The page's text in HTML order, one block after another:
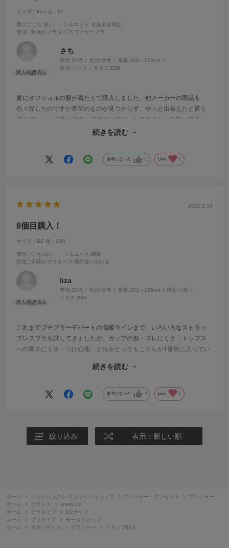
サイズ：F65 色：IV
着けごこち:良い シルエット :まあまあ満足
普段ご利用のブラタイプ :ワイヤーブラ
さち
年代:20代 性別:女性 身長:166～170cm
体型: ふつう サイズ:E65
夏にオフショルの服が着たくて購入しました。他メーカーの商品も
色々探したのですが希望のものが見つからず、やっと出会えたと言う
感じでした。何度も何度も試着させて頂いたのですが、丁寧な接客し
てくださり、かつ、アドバイスも頂けて満足した買い物ができまし
続きを読む
参考になった 1 Like! 1
2022.5.14
8個目購入！
サイズ：BE 色：C65
着けごこち:良い シルエット :満足
普段ご利用のブラタイプ :両方使い分ける
liza
年代:30代 性別:女性 身長:151～155cm 体型:小柄
サイズ:D60
これまでプチプラ〜デパートの高級ラインまで、いろいろなストラッ
プレスブラを試してきましたが、カップの形・ズレにくさ・トップス
への響きにくさ・つけ心地、どれをとってもこちらが1番気に入ってい
アンダー65足らずで、このタイプのブラは1番キツく締めても緩いこと
が多いですが、こちらはしっかりと留まります！
の購入から数えて8個目になると思います(^^)
くいベージュもあると嬉しいです。
続きを読む
参考になった 3 Like! 1
絞り込み 表示：新しい順
ホーム > アンテシュクレ オンラインショップ > ブラジャー・ブラセット >
ブラジャー
ホーム
> ブランド >
intesucre
ホーム
> ブラタイプ >
1/2カップ
ホーム
> ブラタイプ >
モールドカップ
ホーム
> 大きいサイズ > ブラジャー > Ｆカップ以上